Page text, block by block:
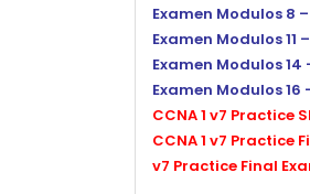
Examen Modulos 8
Examen Modulos 11
Examen Modulos 14
Examen Modulos 16
CCNA 1 v7 Practice
CCNA 1 v7 Practice
v7 Practice Final